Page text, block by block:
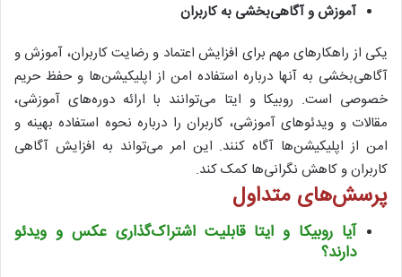
آموزش و آگاهی‌بخشی به کاربران
یکی از راهکارهای مهم برای افزایش اعتماد و رضایت کاربران، آموزش و
آگاهی‌بخشی به آنها درباره استفاده امن از اپلیکیشن‌ها و حفظ حریم
خصوصی است. روبیکا و ایتا می‌توانند با ارائه دوره‌های آموزشی،
مقالات و ویدئوهای آموزشی، کاربران را درباره نحوه استفاده بهینه و
امن از اپلیکیشن‌ها آگاه کنند. این امر می‌تواند به افزایش آگاهی
کاربران و کاهش نگرانی‌ها کمک کند.
پرسش‌های متداول
آیا روبیکا و ایتا قابلیت اشتراک‌گذاری عکس و ویدئو
دارند؟